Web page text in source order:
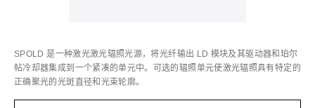
SPOLD 是一种激光激光辐照光源，将光纤输出 LD 模块及其驱动器和珀尔
帖冷却器集成到一个紧凑的单元中。可选的辐照单元使激光辐照具有特定的
正确聚光的光斑直径和光束轮廓。